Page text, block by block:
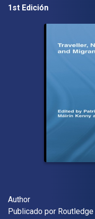
1st Edición
Autor(es)
Author
Editor
Publicado por Routledge